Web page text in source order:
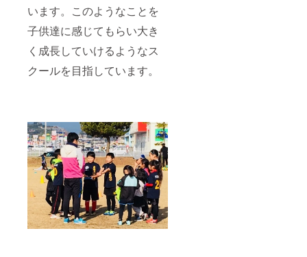
います。このようなことを
子供達に感じてもらい大き
く成長していけるようなス
クールを目指しています。